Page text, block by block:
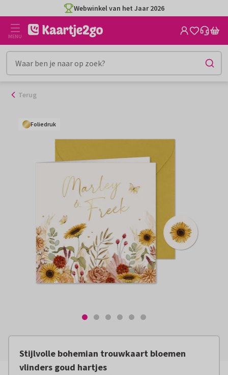
naar
inhoud
Webwinkel van het Jaar 2026
MENU
Terug
Foliedruk
Foliedruk
Foliedruk
Foliedruk
Foliedruk
Foliedruk
Stijlvolle bohemian trouwkaart bloemen
vlinders goud hartjes